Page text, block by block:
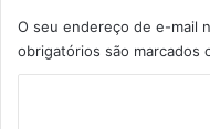
O seu endereço de e-mail
obrigatórios são marcados